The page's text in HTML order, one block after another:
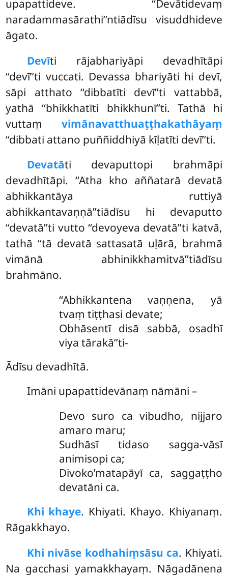
upapattideve. ‘‘Devātidevaṃ
naradammasārathi’’ntiādīsu visuddhideve
āgato.
Devīti rājabhariyāpi devadhītāpi
‘‘devī’’ti vuccati. Devassa bhariyāti hi devī,
sāpi atthato ‘‘dibbatīti devī’’ti vattabbā,
yathā ‘‘bhikkhatīti bhikkhunī’’ti. Tathā hi
vuttaṃ vimānavatthuaṭṭhakathāyaṃ
‘‘dibbati attano puññiddhiyā kīḷatīti devī’’ti.
Devatāti devaputtopi brahmāpi
devadhītāpi. ‘‘Atha kho aññatarā devatā
abhikkantāya ruttiyā
abhikkantavaṇṇā’’tiādīsu hi devaputto
‘‘devatā’’ti vutto ‘‘devoyeva devatā’’ti katvā,
tathā ‘‘tā devatā sattasatā uḷārā, brahmā
vimānā abhinikkhamitvā’’tiādīsu
brahmāno.
‘‘Abhikkantena vaṇṇena, yā
tvaṃ tiṭṭhasi devate;
Obhāsentī disā sabbā, osadhī
viya tārakā’’ti-
Ādīsu devadhītā.
Imāni upapattidevānaṃ nāmāni –
Devo suro ca vibudho, nijjaro
amaro maru;
Sudhāsī tidaso sagga-vāsī
animisopi ca;
Divoko’matapāyī ca, saggaṭṭho
devatāni ca.
Khi khaye. Khiyati. Khayo. Khiyanaṃ.
Rāgakkhayo.
Khi nivāse kodhahiṃsāsu ca. Khiyati.
Na gacchasi yamakkhayaṃ. Nāgadānena